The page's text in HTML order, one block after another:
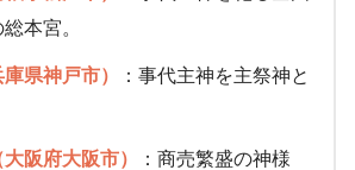
本宮。
県神戸市）
：事代主神を主祭神と
阪府大阪市）
：商売繁盛の神様